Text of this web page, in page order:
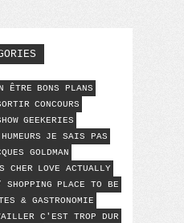
ÊTRE BONS PLANS
CONCOURS
GEEKERIES
HUMEURS
JE SAIS PAS
GOLDMAN
CHER
LOVE ACTUALLY
SHOPPING PLACE TO BE
& GASTRONOMIE
C'EST TROP DUR